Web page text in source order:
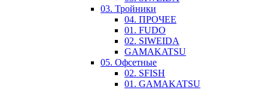
03. Тройники
04. ПРОЧЕЕ
01. FUDO
02. SIWEIDA
GAMAKATSU
05. Офсетные
02. SFISH
01. GAMAKATSU